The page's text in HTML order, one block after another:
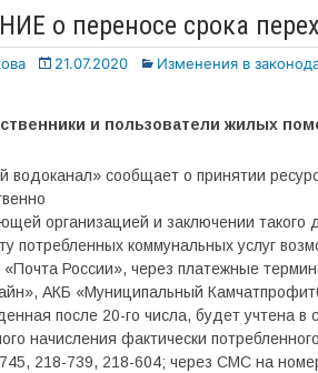
о переносе срока
21.07.2020 Изменения в
и пользователи жилых
водоканал» сообщает о принятии
организацией и заключении такого
потребленных коммунальных услуг
России», через платежные
АКБ «Муниципальный
после 20-го числа, будет учтена
начисления фактически
218-739, 218-604; через СМС на